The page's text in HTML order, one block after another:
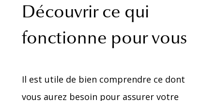
Découvrir ce qui
fonctionne pour vous
Il est utile de bien comprendre ce dont
vous aurez besoin pour assurer votre